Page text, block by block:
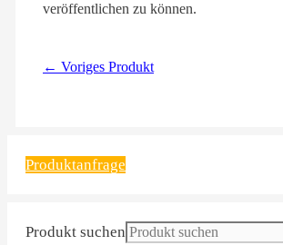
veröffentlichen zu können.
← Voriges Produkt
Produktanfrage
Produkt suchen